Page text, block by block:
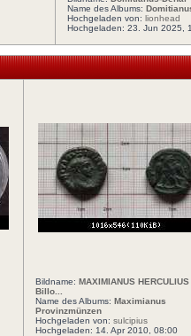
Name des Albums:
Hochgeladen von: lionhead
Hochgeladen: 23. Jun 2025,
Bildname: MAXIMIANUS HERCULIUS
Billo...
Name des Albums: Maximianus
Provinzmünzen
Hochgeladen von: sulcipius
Hochgeladen: 14. Apr 2010, 08:00